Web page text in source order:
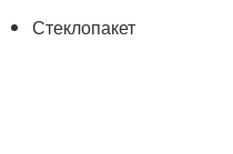
Стеклопакет